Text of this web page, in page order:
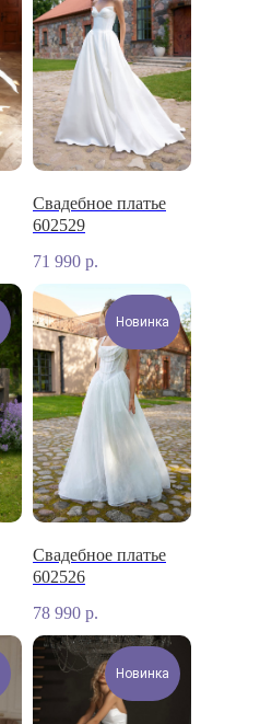
Свадебное платье
602529
71 990 р.
Новинка
Свадебное платье
602526
78 990 р.
Новинка